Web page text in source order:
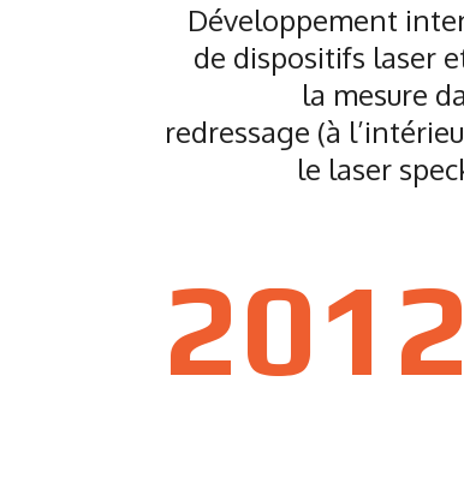
Développement
de dispositifs laser
la mesure
redressage (à
le laser
2012